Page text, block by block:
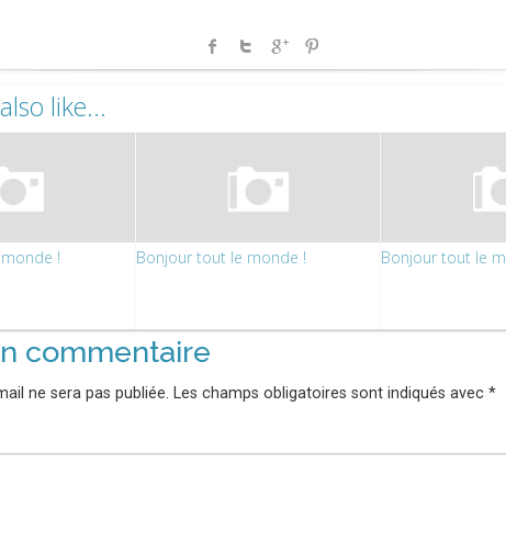
like...
! Bonjour tout le monde ! Bonjour tout le
commentaire
ne sera pas publiée. Les champs obligatoires sont indiqués avec *